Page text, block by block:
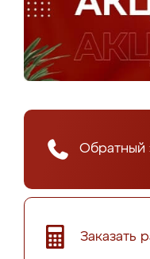
Обратный
Заказать